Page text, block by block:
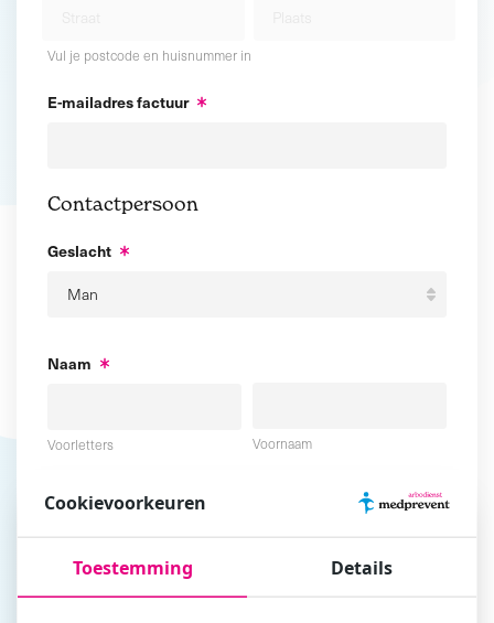
Vul je postcode en huisnummer in
E-mailadres factuur
Contactpersoon
Geslacht
Naam
Voorletters Voornaam
Tussenvoegsel Achternaam
E-mailadres
Cookievoorkeuren
Toestemming Details